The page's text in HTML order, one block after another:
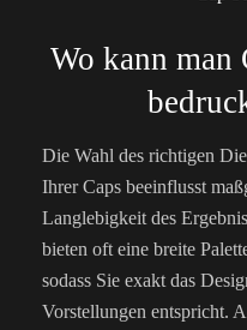
Wo kann man
Die Wahl des richtigen
Ihrer Caps beeinflusst
Langlebigkeit des
bieten oft eine breite
sodass Sie exakt das
Vorstellungen entspricht.